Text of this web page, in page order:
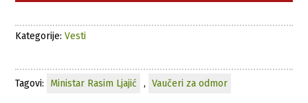
Kategorije:Vesti
Tagovi: Ministar Rasim Ljajić , Vaučeri za odmor